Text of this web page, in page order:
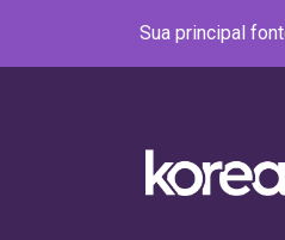
Sua principal